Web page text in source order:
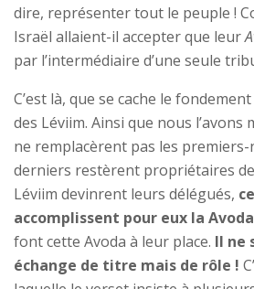
dire, représenter tout le peuple !
Israël allaient-il accepter que leur
par l’intermédiaire d’une seule
C’est là, que se cache le
des Léviim. Ainsi que nous l’avons
ne remplacèrent pas les premiers-
derniers restèrent propriétaires
Léviim devinrent leurs délégués,
accomplissent pour eux la Avoda
font cette Avoda à leur place. Il ne
échange de titre mais de rôle !